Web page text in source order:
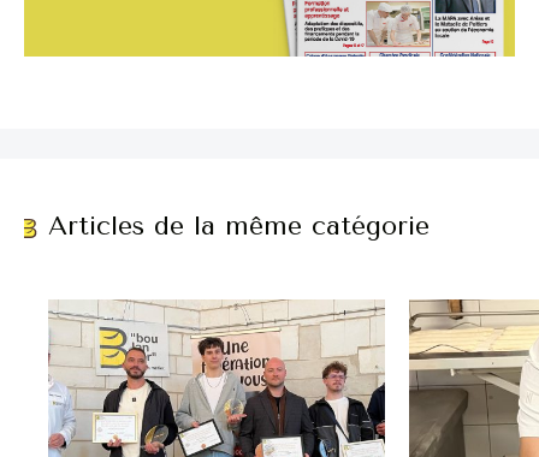
Articles de la même catégorie